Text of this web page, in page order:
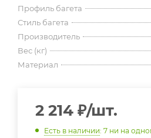
Профиль багета
Стиль багета
Производитель
Вес (кг)
Материал
2 214 ₽/шт.
Есть в наличии: 7 ни на